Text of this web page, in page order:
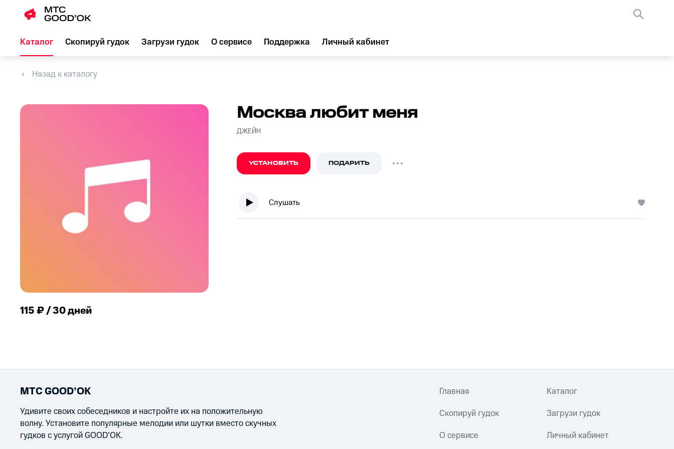
Каталог Скопируй гудок Загрузи гудок О сервисе Поддержка Личный кабинет
Назад к каталогу
115 ₽ / 30 дней
Москва любит меня
ДЖЕЙН
УСТАНОВИТЬ ПОДАРИТЬ
Слушать
МТС GOOD’OK
Удивите своих собеседников и настройте их на положительную
волну. Установите популярные мелодии или шутки вместо скучных
гудков с услугой GOOD’OK.
Главная Каталог
Скопируй гудок Загрузи гудок
О сервисе Личный кабинет